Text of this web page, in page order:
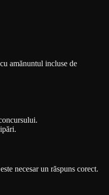
amănuntul incluse de
necesar un răspuns corect.